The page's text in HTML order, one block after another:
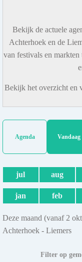
Bekijk de actuele
Achterhoek en de
van festivals en
Bekijk het overzicht en
Agenda Vandaag
jul aug
jan feb
Deze maand (vanaf 2
Achterhoek - Liemers
Filter op